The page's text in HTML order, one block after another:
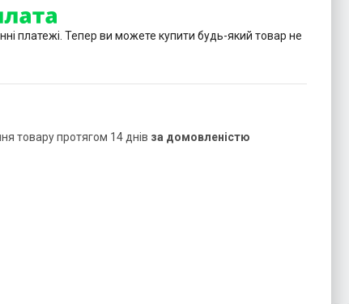
платежі. Тепер ви можете купити будь-який товар не
товару протягом 14 днів за домовленістю